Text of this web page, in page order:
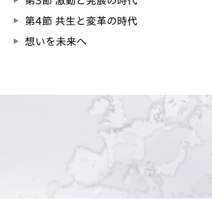
第4節 共生と変革の時代
想いを未来へ